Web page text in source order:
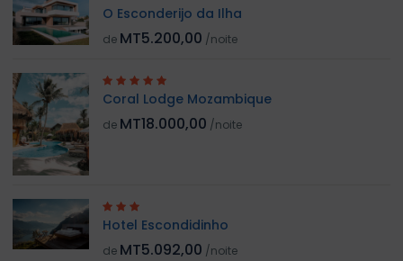
O Esconderijo da Ilha
de MT5.200,00 /noite
Coral Lodge Mozambique
de MT18.000,00 /noite
Hotel Escondidinho
de MT5.092,00 /noite